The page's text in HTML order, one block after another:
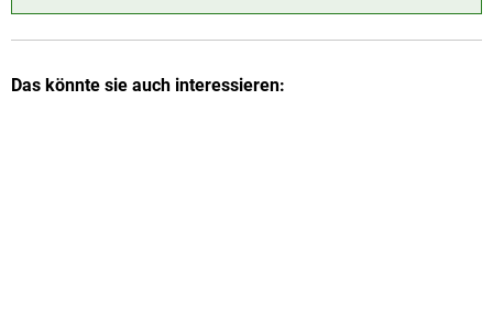
Das könnte sie auch interessieren: